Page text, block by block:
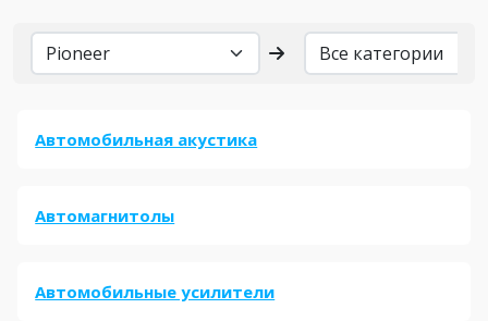
Бренды
Автомобильная акустика
Автомагнитолы
Автомобильные усилители